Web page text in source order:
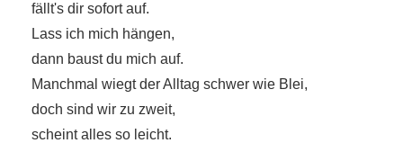
fällt's dir sofort auf.
Lass ich mich hängen,
dann baust du mich auf.
Manchmal wiegt der Alltag schwer wie Blei,
doch sind wir zu zweit,
scheint alles so leicht.